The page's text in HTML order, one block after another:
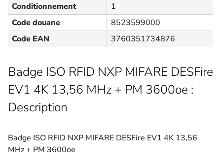
Conditionnement
1
Code douane
8523599000
Code EAN
3760351734876
Badge ISO RFID NXP MIFARE DESFire
EV1 4K 13,56 MHz + PM 3600oe :
Description
Badge ISO RFID NXP MIFARE DESFire EV1 4K 13,56
MHz + PM 3600oe